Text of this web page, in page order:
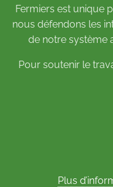
Fermiers est unique
nous défendons les
de notre système
Pour soutenir le
Plus